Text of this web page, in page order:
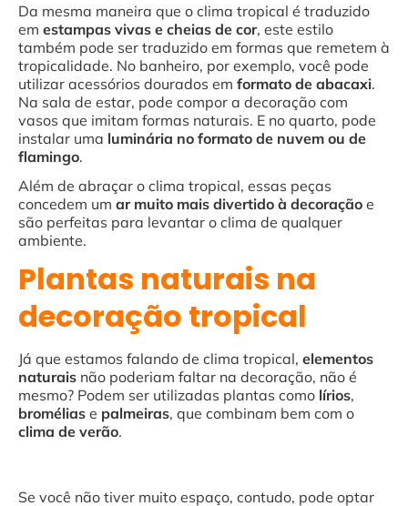
Da mesma maneira que o clima tropical é traduzido
em estampas vivas e cheias de cor, este estilo
também pode ser traduzido em formas que remetem à
tropicalidade. No banheiro, por exemplo, você pode
utilizar acessórios dourados em formato de abacaxi.
Na sala de estar, pode compor a decoração com
vasos que imitam formas naturais. E no quarto, pode
instalar uma luminária no formato de nuvem ou de
flamingo.
Além de abraçar o clima tropical, essas peças
concedem um ar muito mais divertido à decoração e
são perfeitas para levantar o clima de qualquer
ambiente.
Plantas naturais na
decoração tropical
Já que estamos falando de clima tropical, elementos
naturais não poderiam faltar na decoração, não é
mesmo? Podem ser utilizadas plantas como lírios,
bromélias e palmeiras, que combinam bem com o
clima de verão.
Se você não tiver muito espaço, contudo, pode optar